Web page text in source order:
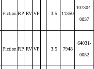
Fiction RP RV VP 3.5 11350
107304-
0037
Fiction RP RV VP 3.5 7948
64031-
0052